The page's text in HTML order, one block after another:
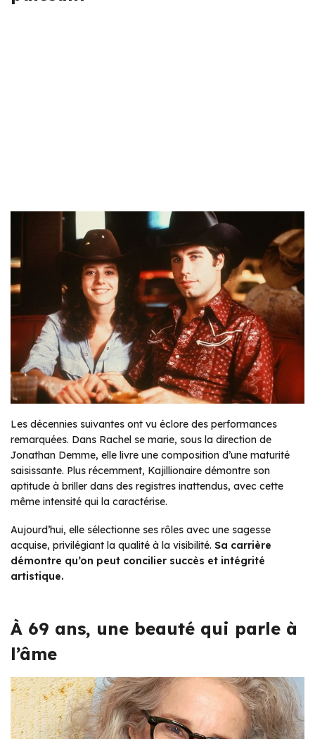
Les décennies suivantes ont vu éclore des performances
remarquées. Dans Rachel se marie, sous la direction de
Jonathan Demme, elle livre une composition d’une maturité
saisissante. Plus récemment, Kajillionaire démontre son
aptitude à briller dans des registres inattendus, avec cette
même intensité qui la caractérise.
Aujourd’hui, elle sélectionne ses rôles avec une sagesse
acquise, privilégiant la qualité à la visibilité. Sa carrière
démontre qu’on peut concilier succès et intégrité
artistique.
À 69 ans, une beauté qui parle à
l’âme